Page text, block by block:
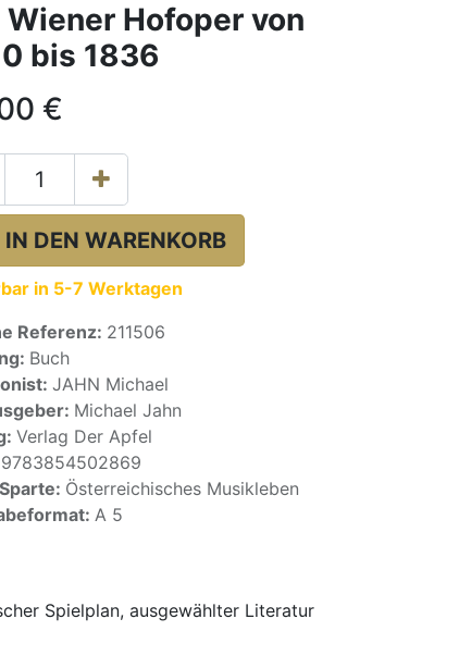
Wiener Hofoper von
bis 1836
€
IN DEN WARENKORB
in 5-7 Werktagen
Referenz: 211506
Buch
JAHN Michael
Michael Jahn
Verlag Der Apfel
9783854502869
Österreichisches Musikleben
A 5
Spielplan, ausgewählter Literatur